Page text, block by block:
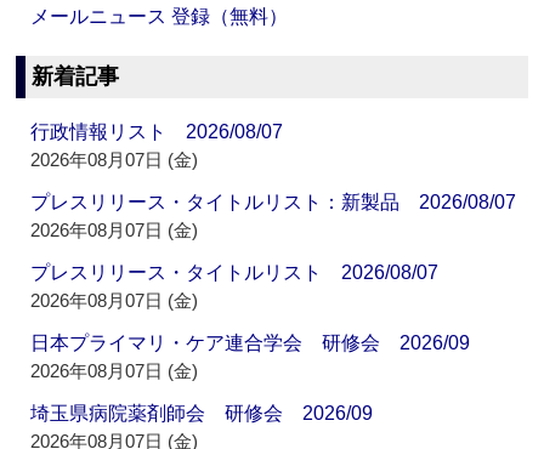
メールニュース 登録（無料）
新着記事
行政情報リスト 2026/08/07
2026年08月07日 (金)
プレスリリース・タイトルリスト：新製品 2026/08/07
2026年08月07日 (金)
プレスリリース・タイトルリスト 2026/08/07
2026年08月07日 (金)
日本プライマリ・ケア連合学会 研修会 2026/09
2026年08月07日 (金)
埼玉県病院薬剤師会 研修会 2026/09
2026年08月07日 (金)